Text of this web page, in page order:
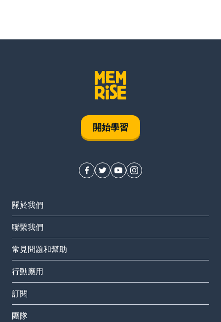
開始學習
關於我們
聯繫我們
常見問題和幫助
行動應用
訂閱
團隊